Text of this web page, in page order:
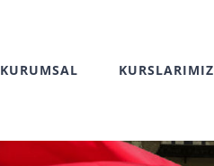
KURUMSAL KURSLARIMIZ